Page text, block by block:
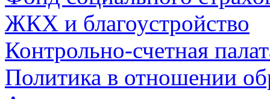
ЖКХ и благоустройство
Контрольно-счетная
Политика в отношении